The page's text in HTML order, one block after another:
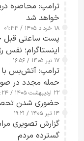
ترامپ: محاصره
خواهد شد
۱۸ خرداد ۱۴۰۵ / ۰۱:۳۳
پست ساعتی قبل
اینستاگرام؛ نفس
۱۷ تیر ۱۴۰۵ / ۱۶:۵۶
ترامپ: آتش‌بس با
حمله مجدد در
۲۲ اردیبهشت ۱۴۰۵ / ۱۵:۲۴
حضوری شدن
۱۴ تیر ۱۴۰۵ / ۱۹:۲۱
گزارش تصویری
گسترده مردم